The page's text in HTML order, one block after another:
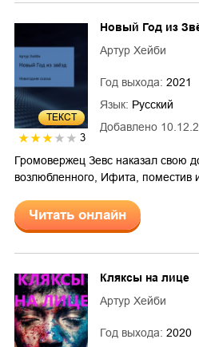
ТЕКСТ
3
Добавлено
Новый Год из
Артур Хейби
Год выхода: 2021
Язык: Русский
Громовержец Зевс наказал свою
возлюбленного, Ифита, поместив
Читать онлайн
Кляксы на лице
Артур Хейби
Год выхода: 2020